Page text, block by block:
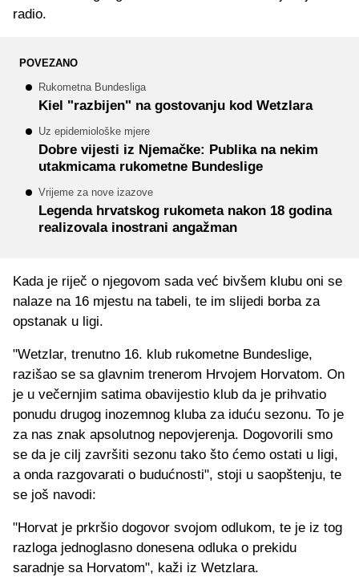
radio.
POVEZANO
Rukometna Bundesliga
Kiel "razbijen" na gostovanju kod Wetzlara
Uz epidemiološke mjere
Dobre vijesti iz Njemačke: Publika na nekim
utakmicama rukometne Bundeslige
Vrijeme za nove izazove
Legenda hrvatskog rukometa nakon 18 godina
realizovala inostrani angažman
Kada je riječ o njegovom sada već bivšem klubu oni se
nalaze na 16 mjestu na tabeli, te im slijedi borba za
opstanak u ligi.
"Wetzlar, trenutno 16. klub rukometne Bundeslige,
razišao se sa glavnim trenerom Hrvojem Horvatom. On
je u večernjim satima obavijestio klub da je prihvatio
ponudu drugog inozemnog kluba za iduću sezonu. To je
za nas znak apsolutnog nepovjerenja. Dogovorili smo
se da je cilj završiti sezonu tako što ćemo ostati u ligi,
a onda razgovarati o budućnosti", stoji u saopštenju, te
se još navodi:
"Horvat je prkršio dogovor svojom odlukom, te je iz tog
razloga jednoglasno donesena odluka o prekidu
saradnje sa Horvatom", kaži iz Wetzlara.